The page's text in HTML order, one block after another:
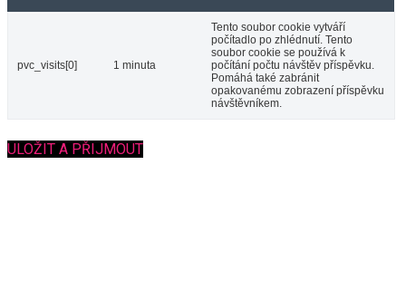
pvc_visits[0] 1 minuta
Tento soubor cookie vytváří
počítadlo po zhlédnutí. Tento
soubor cookie se používá k
počítání počtu návštěv příspěvku.
Pomáhá také zabránit
opakovanému zobrazení příspěvku
návštěvníkem.
ULOŽIT A PŘIJMOUT